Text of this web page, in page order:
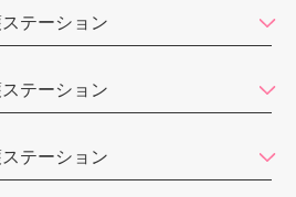
ーション
ション
ション
テーション
テーション
テーション